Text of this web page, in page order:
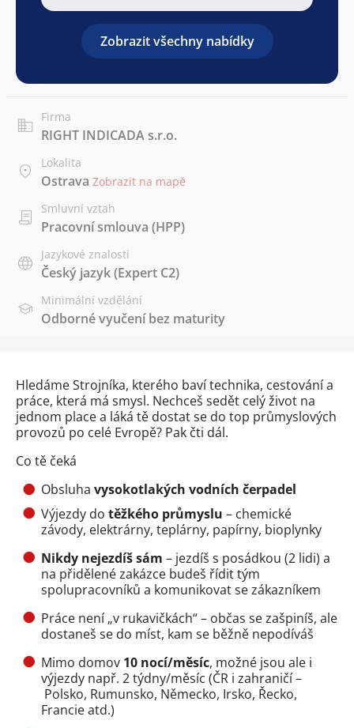
Zobrazit všechny nabídky
Firma
RIGHT INDICADA s.r.o.
Lokalita
Ostrava Zobrazit na mapě
Smluvní vztah
Pracovní smlouva (HPP)
Jazykové znalosti
Český jazyk(Expert C2)
Minimální vzdělání
Odborné vyučení bez maturity
Hledáme Strojníka, kterého baví technika, cestování a
práce, která má smysl. Nechceš sedět celý život na
jednom place a láká tě dostat se do top průmyslových
provozů po celé Evropě? Pak čti dál.
Co tě čeká
Obsluha vysokotlakých vodních čerpadel
Výjezdy do těžkého průmyslu – chemické
závody, elektrárny, teplárny, papírny, bioplynky
Nikdy nejezdíš sám – jezdíš s posádkou (2 lidi) a
na přidělené zakázce budeš řídit tým
spolupracovníků a komunikovat se zákazníkem
Práce není „v rukavičkách“ – občas se zašpiníš, ale
dostaneš se do míst, kam se běžně nepodíváš
Mimo domov 10 nocí/měsíc, možné jsou ale i
výjezdy např. 2 týdny/měsíc (ČR i zahraničí –
Polsko, Rumunsko, Německo, Irsko, Řecko,
Francie atd.)